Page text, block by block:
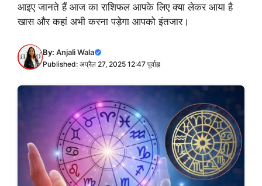
आइए जानते हैं आज का राशिफल आपके लिए क्या लेकर आया है
खास और कहां अभी करना पड़ेगा आपको इंतजार।
By: Anjali Wala
Published: अप्रैल 27, 2025 12:47 पूर्वाह्न